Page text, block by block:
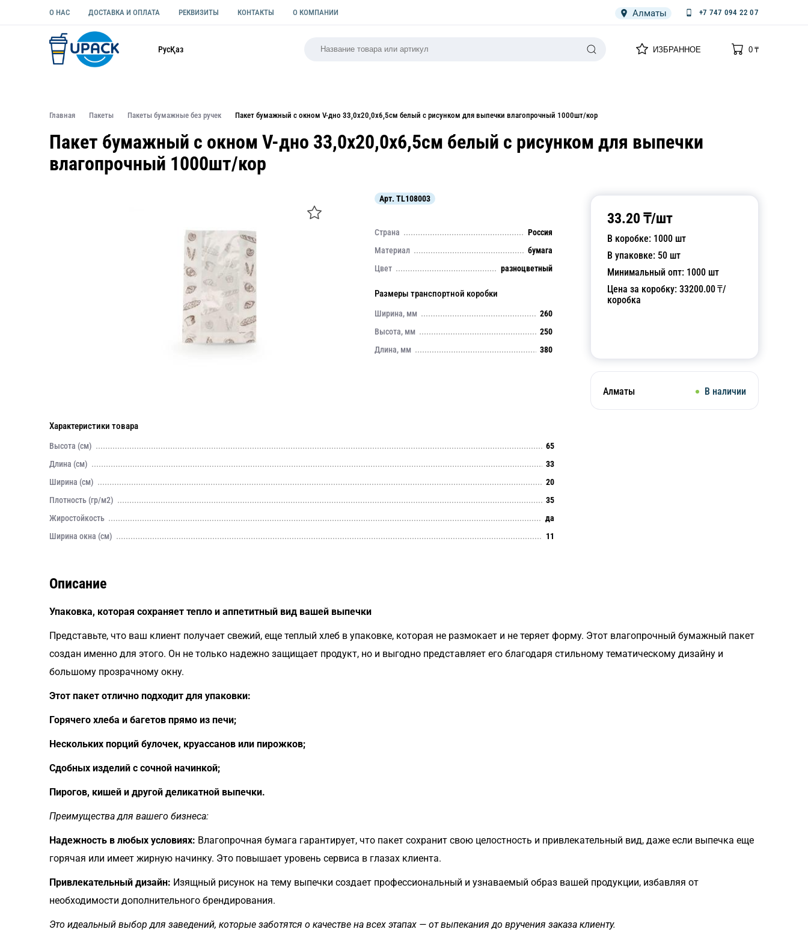
О НАС ДОСТАВКА И ОПЛАТА РЕКВИЗИТЫ КОНТАКТЫ О КОМПАНИИ Алматы +7 747 094 22 07
РусҚаз ИЗБРАННОЕ
0
0₸
Главная Пакеты Пакеты бумажные без ручек Пакет бумажный с окном V-дно 33,0х20,0х6,5см белый с рисунком для выпечки влагопрочный 1000шт/кор
Пакет бумажный с окном V-дно 33,0х20,0х6,5см белый с рисунком для выпечки
влагопрочный 1000шт/кор
33.20 ₸/шт
В коробке: 1000 шт
В упаковке: 50 шт
Минимальный опт: 1000 шт
Цена за коробку: 33200.00₸/
коробка
Алматы В наличии
Арт. TL108003
Страна
Россия
Материал
бумага
Цвет
разноцветный
Размеры транспортной коробки
Ширина, мм
260
Высота, мм
250
Длина, мм
380
Характеристики товара
Высота (см)
65
Длина (см)
33
Ширина (см)
20
Плотность (гр/м2)
35
Жиростойкость
да
Ширина окна (см)
11
Описание
Упаковка, которая сохраняет тепло и аппетитный вид вашей выпечки
Представьте, что ваш клиент получает свежий, еще теплый хлеб в упаковке, которая не размокает и не теряет форму. Этот влагопрочный бумажный пакет
создан именно для этого. Он не только надежно защищает продукт, но и выгодно представляет его благодаря стильному тематическому дизайну и
большому прозрачному окну.
Этот пакет отлично подходит для упаковки:
Горячего хлеба и багетов прямо из печи;
Нескольких порций булочек, круассанов или пирожков;
Сдобных изделий с сочной начинкой;
Пирогов, кишей и другой деликатной выпечки.
Преимущества для вашего бизнеса:
Надежность в любых условиях: Влагопрочная бумага гарантирует, что пакет сохранит свою целостность и привлекательный вид, даже если выпечка еще
горячая или имеет жирную начинку. Это повышает уровень сервиса в глазах клиента.
Привлекательный дизайн: Изящный рисунок на тему выпечки создает профессиональный и узнаваемый образ вашей продукции, избавляя от
необходимости дополнительного брендирования.
Это идеальный выбор для заведений, которые заботятся о качестве на всех этапах — от выпекания до вручения заказа клиенту.